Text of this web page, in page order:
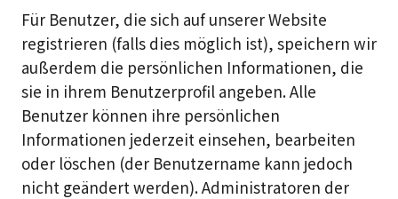
Für Benutzer, die sich auf unserer Website
registrieren (falls dies möglich ist), speichern wir
außerdem die persönlichen Informationen, die
sie in ihrem Benutzerprofil angeben. Alle
Benutzer können ihre persönlichen
Informationen jederzeit einsehen, bearbeiten
oder löschen (der Benutzername kann jedoch
nicht geändert werden). Administratoren der